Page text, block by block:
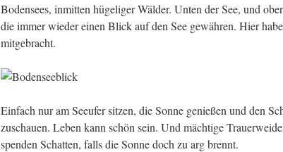
Bodensees, inmitten hügeliger Wälder. Unten der See, und
die immer wieder einen Blick auf den See gewähren. Hier
mitgebracht.
Einfach nur am Seeufer sitzen, die Sonne genießen und den
zuschauen. Leben kann schön sein. Und mächtige
spenden Schatten, falls die Sonne doch zu arg brennt.